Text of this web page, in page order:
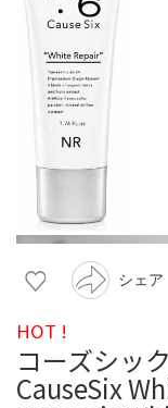
シェア
HOT !
コーズシッ
CauseSix